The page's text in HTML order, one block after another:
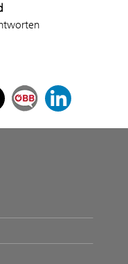
ÖBB Corporate Blog
LinkedIn